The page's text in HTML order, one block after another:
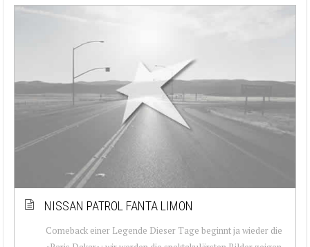
NISSAN PATROL FANTA LIMON
Comeback einer Legende Dieser Tage beginnt ja wieder die